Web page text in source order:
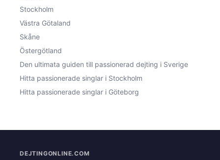
Stockholm
Västra Götaland
Skåne
Östergötland
Den ultimata guiden till passionerad dejting i Sverige
Hitta passionerade singlar i Stockholm
Hitta passionerade singlar i Göteborg
DEJTINGONLINE.COM